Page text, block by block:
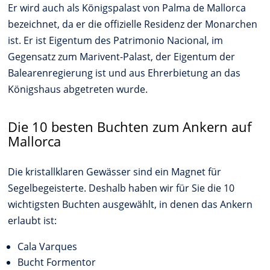
Er wird auch als Königspalast von Palma de Mallorca
bezeichnet, da er die offizielle Residenz der Monarchen
ist. Er ist Eigentum des Patrimonio Nacional, im
Gegensatz zum Marivent-Palast, der Eigentum der
Balearenregierung ist und aus Ehrerbietung an das
Königshaus abgetreten wurde.
Die 10 besten Buchten zum Ankern auf
Mallorca
Die kristallklaren Gewässer sind ein Magnet für
Segelbegeisterte. Deshalb haben wir für Sie die 10
wichtigsten Buchten ausgewählt, in denen das Ankern
erlaubt ist:
Cala Varques
Bucht Formentor